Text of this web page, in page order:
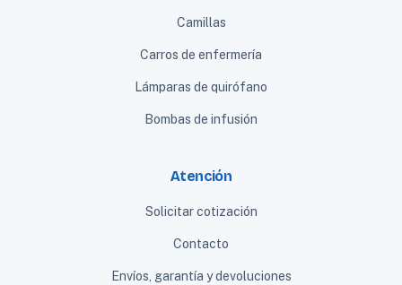
Camillas
Carros de enfermería
Lámparas de quirófano
Bombas de infusión
Atención
Solicitar cotización
Contacto
Envíos, garantía y devoluciones